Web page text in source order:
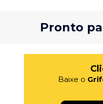
Pronto
Baixe o